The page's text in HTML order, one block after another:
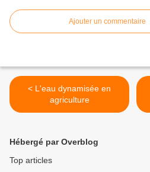
Ajouter un commentaire
< L'eau dynamisée en
agriculture
Hébergé par Overblog
Top articles